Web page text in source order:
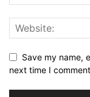
Save my name,
next time I